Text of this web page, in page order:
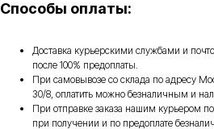
Способы оплаты:
Доставка курьерскими службами и
после 100% предоплаты.
При самовывозе со склада по адресу
30/8, оплатить можно безналичным и
При отправке заказа нашим курьером
при получении и по предоплате